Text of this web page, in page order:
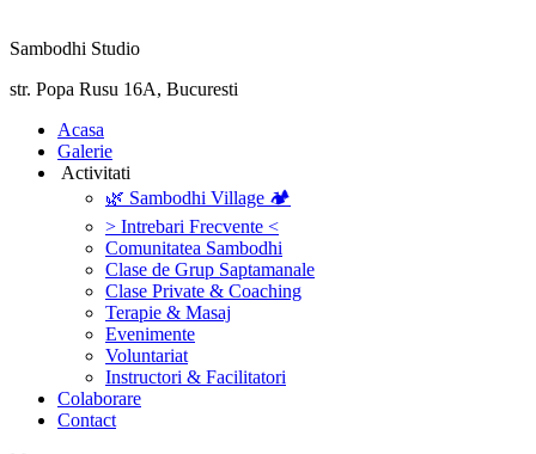
Sambodhi Studio
str. Popa Rusu 16A, Bucuresti
‎Acasa
Galerie
‎ ‎Activitati‎
🌿 Sambodhi Village 🏕️
> Intrebari Frecvente <
Comunitatea Sambodhi
Clase de Grup Saptamanale
Clase Private & Coaching
Terapie & Masaj
‎Evenimente
Voluntariat
‏‏‎Instructori & Facilitatori
Colaborare
Contact